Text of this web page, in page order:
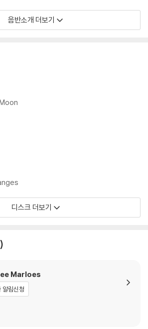
Silver Moon’은 경쾌한 사운드를 배경으로 장
씁쓸함을 함께 담아낸 리듬감 있는 곡이다. ‘Si
을 직업으로 삼기 위해 내린 쉽지 않은 선택과
다. 귀에 맴도는 기타 리프로 시작해 Sianturi의
위기를 오가며 이어진다. ‘The More’에서는
꺾이지 않는 회복력 사이를 오가는 시적인 가
The Changes’에서는 밴드의 아름다운
힘 있게 그려낸 곡이다. ‘Boru’는 북수마트라
다. 마지막으로 ‘I’d Be Lost’는 다시 한 번 경쾌
을 담담하고 사랑스럽게 고백하는 곡으로 앨범의
. Surabaya에서 시작한 자신들의 음악을 세계
세계 투어에서 그들의 무대를 직접 만나보길 바
울 음악, 또 하나의 Big Crown의 확실한 한 방
음반소개 더보기
디스크 더보기
Marloes
알림신청